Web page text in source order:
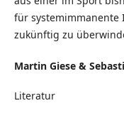
für systemimmanente
zukünftig zu
Martin Giese &
Literatur